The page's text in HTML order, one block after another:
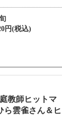
円(税込)
教師ヒットマ
ら雲雀さん＆ヒ